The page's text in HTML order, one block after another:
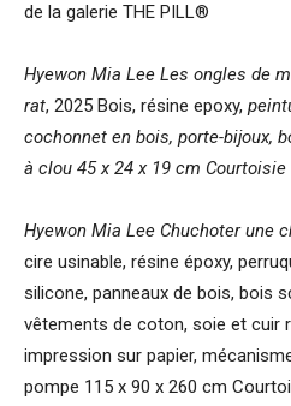
de la galerie THE PILL®
Hyewon Mia Lee Les ongles de
rat, 2025 Bois, résine epoxy,
cochonnet en bois, porte-bijoux,
à clou 45 x 24 x 19 cm Courtoisie
Hyewon Mia Lee Chuchoter une
cire usinable, résine époxy,
silicone, panneaux de bois, bois
vêtements de coton, soie et cuir
impression sur papier,
pompe 115 x 90 x 260 cm